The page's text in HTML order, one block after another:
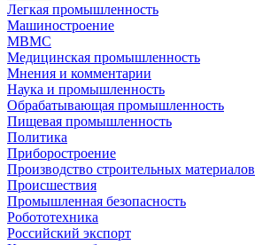
Легкая промышленность
Машиностроение
МВМС
Медицинская промышленность
Мнения и комментарии
Наука и промышленность
Обрабатывающая промышленность
Пищевая промышленность
Политика
Приборостроение
Производство строительных материалов
Происшествия
Промышленная безопасность
Робототехника
Российский экспорт